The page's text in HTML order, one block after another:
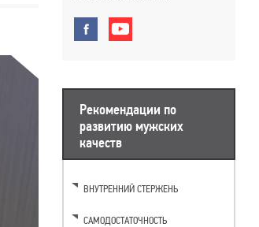
Рекомендации по
развитию мужских
качеств
ВНУТРЕННИЙ СТЕРЖЕНЬ
САМОДОСТАТОЧНОСТЬ